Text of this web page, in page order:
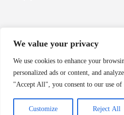
We value your privacy
We use cookies to enhance your
personalized ads or content, and
"Accept All", you consent to our use of
Customize Reject All
Politique de cookies
Nos partenaires
dordogne chalet
conciergerie hautement qualifiée
roadstr.fr